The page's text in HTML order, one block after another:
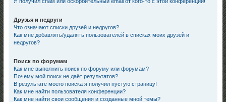
Друзья и недруги
Что означают списки друзей и недругов?
Как мне добавлять/удалять пользователей в списках моих друзей и
недругов?
Поиск по форумам
Как мне выполнить поиск по форуму или форумам?
Почему мой поиск не даёт результатов?
В результате моего поиска я получил пустую страницу!
Как мне найти пользователя конференции?
Как мне найти свои сообщения и созданные мной темы?